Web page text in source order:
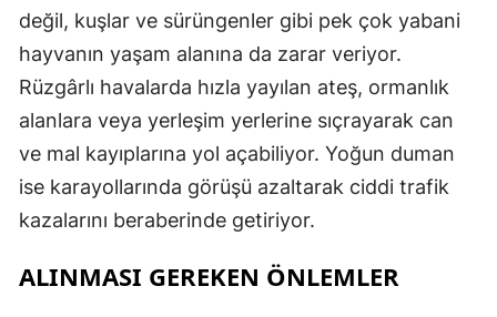
değil, kuşlar ve sürüngenler gibi pek çok yabani
hayvanın yaşam alanına da zarar veriyor.
Rüzgârlı havalarda hızla yayılan ateş, ormanlık
alanlara veya yerleşim yerlerine sıçrayarak can
ve mal kayıplarına yol açabiliyor. Yoğun duman
ise karayollarında görüşü azaltarak ciddi trafik
kazalarını beraberinde getiriyor.
ALINMASI GEREKEN ÖNLEMLER